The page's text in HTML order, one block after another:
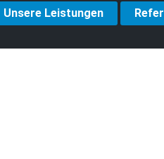
Unsere Leistungen